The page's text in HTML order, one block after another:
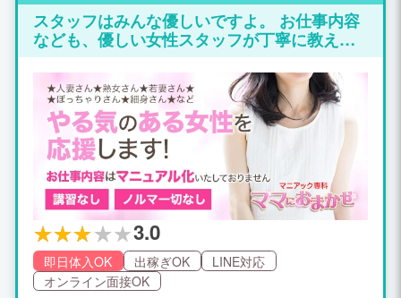
スタッフはみんな優しいですよ。 お仕事内容
なども、優しい女性スタッフが丁寧に教えて
くれるので 初心者・未経験者でも心配は一切
いりません！
3.0
即日体入OK 出稼ぎOK
LINE対応
オンライン面接OK